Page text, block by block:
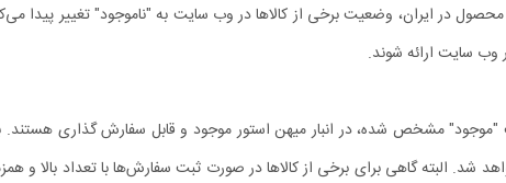
در ایران، وضعیت برخی از کالاها در وب سایت به "ناموجود" تغییر پیدا
وب سایت ارائه شوند.
مشخص شده، در انبار میهن استور موجود و قابل سفارش گذاری هستند.
البته گاهی برای برخی از کالاها در صورت ثبت سفارش‏‌ها با تعداد بالا و